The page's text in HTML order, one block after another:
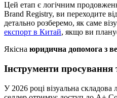
Цей етап є логічним
Brand Registry, ви переходите
детально розберемо, як саме
експорт в Китай, якщо ви
Якісна юридична допомога з
Інструменти
У 2026 році візуальна